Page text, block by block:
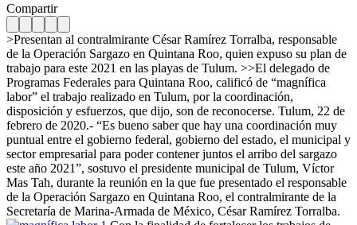
Compartir
>Presentan al contralmirante César Ramírez Torralba, responsable
de la Operación Sargazo en Quintana Roo, quien expuso su plan de
trabajo para este 2021 en las playas de Tulum. >>El delegado de
Programas Federales para Quintana Roo, calificó de “magnífica
labor” el trabajo realizado en Tulum, por la coordinación,
disposición y esfuerzos, que dijo, son de reconocerse. Tulum, 22 de
febrero de 2020.- “Es bueno saber que hay una coordinación muy
puntual entre el gobierno federal, gobierno del estado, el municipal y
sector empresarial para poder contener juntos el arribo del sargazo
este año 2021”, sostuvo el presidente municipal de Tulum, Víctor
Mas Tah, durante la reunión en la que fue presentado el responsable
de la Operación Sargazo en Quintana Roo, el contralmirante de la
Secretaría de Marina-Armada de México, César Ramírez Torralba.